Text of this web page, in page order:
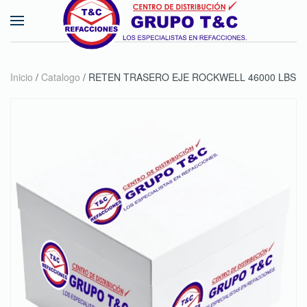
Skip to main content
Inicio / Catalogo / RETEN TRASERO EJE ROCKWELL 46000 LBS